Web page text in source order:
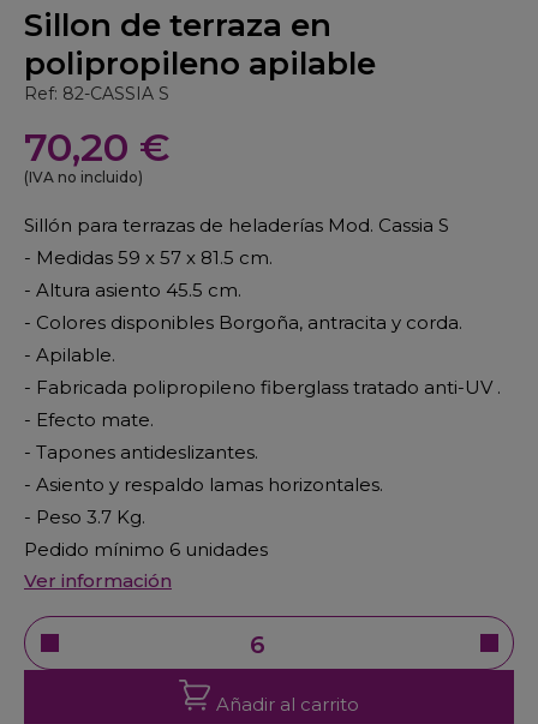
Sillon de terraza en
polipropileno apilable
Ref: 82-CASSIA S
70,20 €
(IVA no incluido)
Sillón para terrazas de heladerías Mod. Cassia S
- Medidas 59 x 57 x 81.5 cm.
- Altura asiento 45.5 cm.
- Colores disponibles Borgoña, antracita y corda.
- Apilable.
- Fabricada polipropileno fiberglass tratado anti-UV .
- Efecto mate.
- Tapones antideslizantes.
- Asiento y respaldo lamas horizontales.
- Peso 3.7 Kg.
Pedido mínimo 6 unidades
Ver información
Añadir al carrito